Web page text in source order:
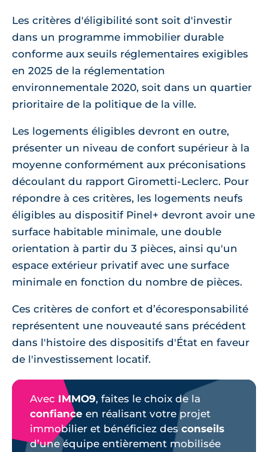
Les critères d'éligibilité sont soit d'investir
dans un programme immobilier durable
conforme aux seuils réglementaires exigibles
en 2025 de la réglementation
environnementale 2020, soit dans un quartier
prioritaire de la politique de la ville.
Les logements éligibles devront en outre,
présenter un niveau de confort supérieur à la
moyenne conformément aux préconisations
découlant du rapport Girometti-Leclerc. Pour
répondre à ces critères, les logements neufs
éligibles au dispositif Pinel+ devront avoir une
surface habitable minimale, une double
orientation à partir du 3 pièces, ainsi qu'un
espace extérieur privatif avec une surface
minimale en fonction du nombre de pièces.
Ces critères de confort et d’écoresponsabilité
représentent une nouveauté sans précédent
dans l'histoire des dispositifs d'État en faveur
de l'investissement locatif.
Avec IMMO9, faites le choix de la
confiance en réalisant votre projet
immobilier et bénéficiez des conseils
d’une équipe entièrement mobilisée